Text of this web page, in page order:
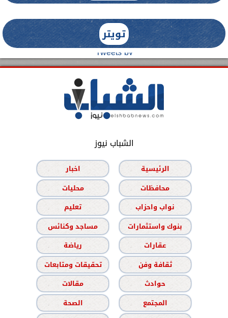
تويتر
Tweets by
الشباب نيوز
الرئيسية
اخبار
محافظات
محليات
نواب واحزاب
تعليم
بنوك واستثمارات
مساجد وكنائس
عقارات
رياضة
ثقافة وفن
تحقيقات ومتابعات
حوادث
مقالات
المجتمع
الصحة